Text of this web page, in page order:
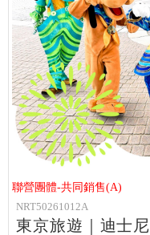
聯營團體-共同銷售(A)
NRT50261012A
東京旅遊｜迪士